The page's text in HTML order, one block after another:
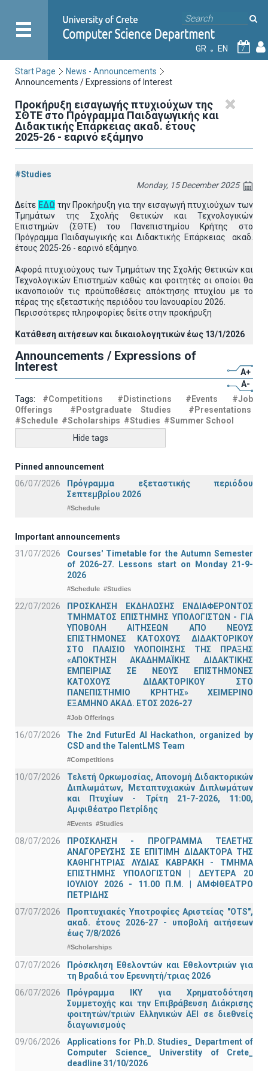
GR EN 7
Start Page
News - Announcements
Announcements / Expressions of Interest
Προκήρυξη εισαγωγής πτυχιούχων της
ΣΘΤΕ στο Πρόγραμμα Παιδαγωγικής και
Διδακτικής Επάρκειας ακαδ. έτους
2025-26 - εαρινό εξάμηνο
#Studies
Monday, 15 December 2025
Δείτε ΕΔΩ την Προκήρυξη για την εισαγωγή πτυχιούχων των
Τμημάτων της Σχολής Θετικών και Τεχνολογικών
Επιστημών (ΣΘΤΕ) του Πανεπιστημίου Κρήτης στο
Πρόγραμμα Παιδαγωγικής και Διδακτικής Επάρκειας ακαδ.
έτους 2025-26 - εαρινό εξάμηνο.
Αφορά πτυχιούχους των Τμημάτων της Σχολής Θετικών και
Τεχνολογικών Επιστημών καθώς και φοιτητές οι οποίοι θα
ικανοποιούν τις προϋποθέσεις απόκτησης πτυχίου με το
πέρας της εξεταστικής περιόδου του Ιανουαρίου 2026.
Περισσότερες πληροφορίες δείτε στην προκήρυξη
Κατάθεση αιτήσεων και δικαιολογητικών έως 13/1/2026
Announcements / Expressions of
Interest
A+
A-
Tags: #Competitions #Distinctions #Events
#Job
Offerings
#Postgraduate Studies
#Presentations
#Schedule #Scholarships #Studies #Summer School
Hide tags
Pinned announcement
06/07/2026
Πρόγραμμα εξεταστικής περιόδου
Σεπτεμβρίου 2026
#Schedule
Important announcements
31/07/2026
Courses' Timetable for the Autumn Semester
of 2026-27. Lessons start on Monday 21-9-
2026
#Schedule #Studies
22/07/2026
ΠΡΟΣΚΛΗΣΗ ΕΚΔΗΛΩΣΗΣ ΕΝΔΙΑΦΕΡΟΝΤΟΣ
ΤΜΗΜΑΤΟΣ ΕΠΙΣΤΗΜΗΣ ΥΠΟΛΟΓΙΣΤΩΝ - ΓΙΑ
ΥΠΟΒΟΛΗ ΑΙΤΗΣΕΩΝ ΑΠΟ ΝΕΟΥΣ
ΕΠΙΣΤΗΜΟΝΕΣ ΚΑΤΟΧΟΥΣ ΔΙΔΑΚΤΟΡΙΚΟΥ
ΣΤΟ ΠΛΑΙΣΙΟ ΥΛΟΠΟΙΗΣΗΣ ΤΗΣ ΠΡΑΞΗΣ
«ΑΠΟΚΤΗΣΗ ΑΚΑΔΗΜΑΪΚΗΣ ΔΙΔΑΚΤΙΚΗΣ
ΕΜΠΕΙΡΙΑΣ ΣΕ ΝΕΟΥΣ ΕΠΙΣΤΗΜΟΝΕΣ
ΚΑΤΟΧΟΥΣ ΔΙΔΑΚΤΟΡΙΚΟΥ ΣΤΟ
ΠΑΝΕΠΙΣΤΗΜΙΟ ΚΡΗΤΗΣ» ΧΕΙΜΕΡΙΝΟ
ΕΞΑΜΗΝΟ ΑΚΑΔ. ΕΤΟΣ 2026-27
#Job Offerings
16/07/2026
The 2nd FuturEd AI Hackathon, organized by
CSD and the TalentLMS Team
#Competitions
10/07/2026
Τελετή Ορκωμοσίας, Απονομή Διδακτορικών
Διπλωμάτων, Μεταπτυχιακών Διπλωμάτων
και Πτυχίων - Τρίτη 21-7-2026, 11:00,
Αμφιθέατρο Πετρίδης
#Events #Studies
08/07/2026
ΠΡΟΣΚΛΗΣΗ - ΠΡΟΓΡΑΜΜΑ ΤΕΛΕΤΗΣ
ΑΝΑΓΟΡΕΥΣΗΣ ΣΕ ΕΠΙΤΙΜΗ ΔΙΔΑΚΤΟΡΑ ΤΗΣ
ΚΑΘΗΓΗΤΡΙΑΣ ΛΥΔΙΑΣ ΚΑΒΡΑΚΗ - ΤΜΗΜΑ
ΕΠΙΣΤΗΜΗΣ ΥΠΟΛΟΓΙΣΤΩΝ | ΔΕΥΤΕΡΑ 20
ΙΟΥΛΙΟΥ 2026 - 11.00 Π.Μ. | ΑΜΦΙΘΕΑΤΡΟ
ΠΕΤΡΙΔΗΣ
07/07/2026
Προπτυχιακές Υποτροφίες Αριστείας "OTS",
ακαδ. έτους 2026-27 - υποβολή αιτήσεων
έως 7/8/2026
#Scholarships
07/07/2026
Πρόσκληση Εθελοντών και Εθελοντριών για
τη Βραδιά του Ερευνητή/τριας 2026
06/07/2026
Πρόγραμμα ΙΚΥ για Χρηματοδότηση
Συμμετοχής και την Επιβράβευση Διάκρισης
φοιτητών/τριών Ελληνικών ΑΕΙ σε διεθνείς
διαγωνισμούς
09/06/2026
Applications for Ph.D. Studies_ Department of
Computer Science_ Universtity of Crete_
deadline 31/10/2026